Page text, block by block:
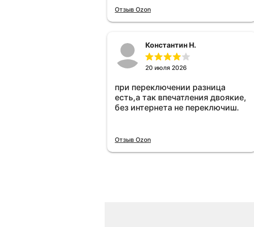
Отзыв Ozon
Константин Н.
20 июля 2026
при переключении разница
есть,а так впечатления двоякие,
без интернета не переключиш.
Отзыв Ozon